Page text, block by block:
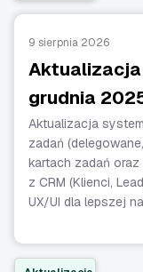
9 sierpnia 2026
Aktualizacja
grudnia
Aktualizacja
zadań
kartach zadań
z CRM (Klienci,
UX/UI dla lepszej